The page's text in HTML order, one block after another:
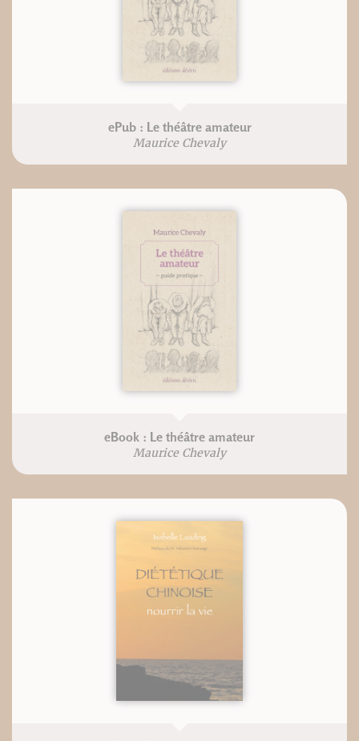
ePub : Le théâtre amateur
Maurice Chevaly
eBook : Le théâtre amateur
Maurice Chevaly